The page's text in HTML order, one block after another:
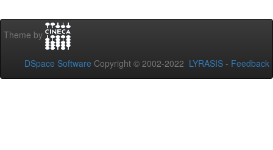
Theme by
DSpace Software Copyright © 2002-2022 LYRASIS - Feedback